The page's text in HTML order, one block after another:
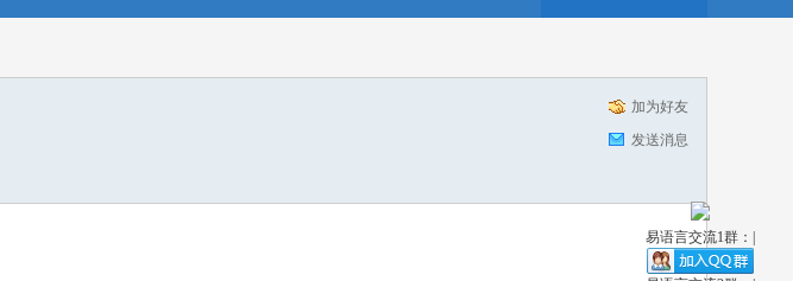
加为好友
发送消息
易语言交流1群：|